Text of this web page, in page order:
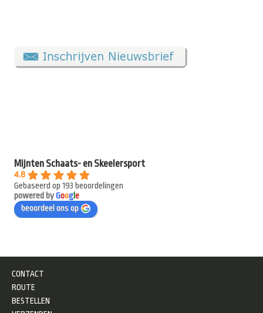
Mijnten Schaats- en Skeelersport
4.8
Gebaseerd op 193 beoordelingen
powered byGooge
beoordeel ons op
CONTACT
ROUTE
BESTELLEN